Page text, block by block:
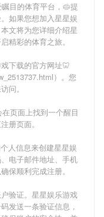
目的体育平台，🥧提
如果您想加入星星娱
文将为您详细介绍星
精彩的体育之旅。
下载的官方网址🦷
）。您
问。
页面上找到一个醒目
册页面。
人信息来创建星星娱
电子邮件地址、手机
保顺利完成注册。
验证。 星星娱乐游戏
发送一条验证信息，